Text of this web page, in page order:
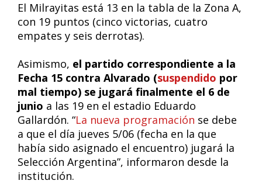
El Milrayitas está 13 en la tabla de la Zona A,
con 19 puntos (cinco victorias, cuatro
empates y seis derrotas).
Asimismo, el partido correspondiente a la
Fecha 15 contra Alvarado (suspendido por
mal tiempo) se jugará finalmente el 6 de
junio a las 19 en el estadio Eduardo
Gallardón. “La nueva programación se debe
a que el día jueves 5/06 (fecha en la que
había sido asignado el encuentro) jugará la
Selección Argentina”, informaron desde la
institución.